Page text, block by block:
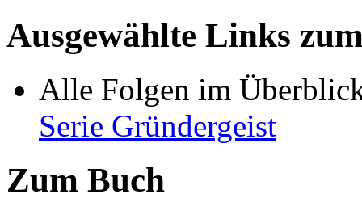
Ausgewählte Links
Alle Folgen im
Serie Gründergeist
Zum Buch